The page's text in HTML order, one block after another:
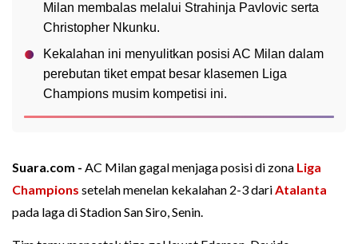
Milan membalas melalui Strahinja Pavlovic serta
Christopher Nkunku.
Kekalahan ini menyulitkan posisi AC Milan dalam
perebutan tiket empat besar klasemen Liga
Champions musim kompetisi ini.
Suara.com - AC Milan gagal menjaga posisi di zona Liga
Champions setelah menelan kekalahan 2-3 dariAtalanta
pada laga di Stadion San Siro, Senin.